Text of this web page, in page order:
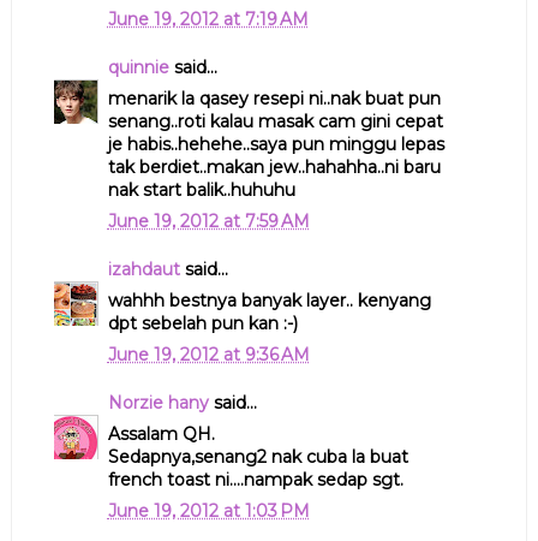
June 19, 2012 at 7:19 AM
quinniesaid...
menarik la qasey resepi ni..nak buat pun
senang..roti kalau masak cam gini cepat
je habis..hehehe..saya pun minggu lepas
tak berdiet..makan jew..hahahha..ni baru
nak start balik..huhuhu
June 19, 2012 at 7:59 AM
izahdautsaid...
wahhh bestnya banyak layer.. kenyang
dpt sebelah pun kan :-)
June 19, 2012 at 9:36 AM
Norzie hanysaid...
Assalam QH.
Sedapnya,senang2 nak cuba la buat
french toast ni....nampak sedap sgt.
June 19, 2012 at 1:03 PM